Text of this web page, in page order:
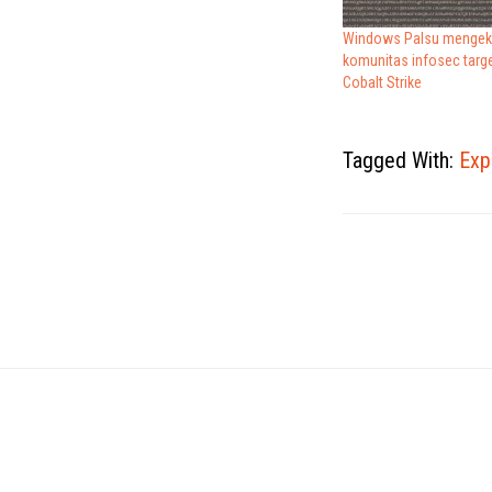
Windows Palsu
komunitas infosec
Cobalt Strike
Tagged With: